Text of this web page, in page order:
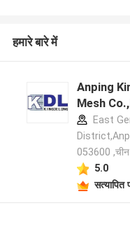
हमारे बारे में
Anping
Mesh
East
053600 ,चीन
5.0
सत्यापित